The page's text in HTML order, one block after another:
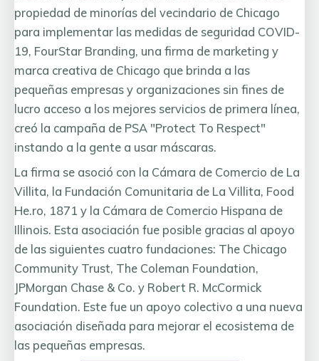
propiedad de minorías del vecindario de Chicago
para implementar las medidas de seguridad COVID-
19, FourStar Branding, una firma de marketing y
marca creativa de Chicago que brinda a las
pequeñas empresas y organizaciones sin fines de
lucro acceso a los mejores servicios de primera línea,
creó la campaña de PSA "Protect To Respect"
instando a la gente a usar máscaras.
La firma se asoció con la Cámara de Comercio de La
Villita, la Fundación Comunitaria de La Villita, Food
He.ro, 1871 y la Cámara de Comercio Hispana de
Illinois. Esta asociación fue posible gracias al apoyo
de las siguientes cuatro fundaciones: The Chicago
Community Trust, The Coleman Foundation,
JPMorgan Chase & Co. y Robert R. McCormick
Foundation. Este fue un apoyo colectivo a una nueva
asociación diseñada para mejorar el ecosistema de
las pequeñas empresas.